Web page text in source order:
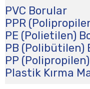
PVC Borular
PPR
PE (Polietilen)
PB (Polibütilen)
PP
Plastik Kırma